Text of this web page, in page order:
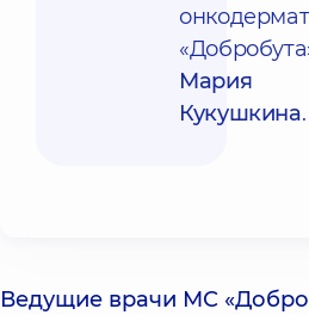
Мария
Кукушкина.
Ведущие врачи МС